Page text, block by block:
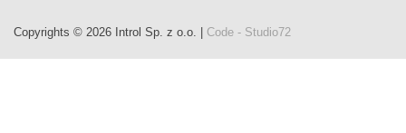
Copyrights © 2026 Introl Sp. z o.o. | Code - Studio72